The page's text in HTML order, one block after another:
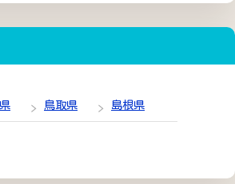
鳥取県 島根県